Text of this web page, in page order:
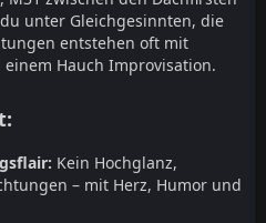
unter Gleichgesinnten, die
entstehen oft mit
Hauch Improvisation.
Kein Hochglanz,
– mit Herz, Humor und